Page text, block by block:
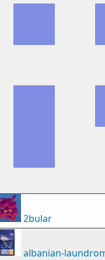
2bular
albanian-